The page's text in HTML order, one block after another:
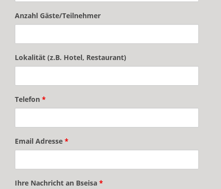
Anzahl Gäste/Teilnehmer
Lokalität (z.B. Hotel, Restaurant)
Telefon *
Email Adresse *
Ihre Nachricht an Bseisa *